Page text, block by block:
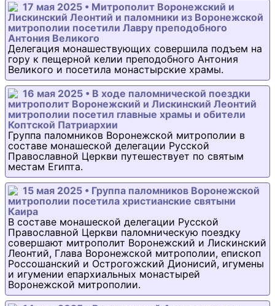
17 мая 2025 • Митрополит Воронежский и
Лискинский Леонтий и паломники из Воронежской
митрополии посетили Лавру преподобного
Антония Великого
Делегация монашествующих совершила подъем на
гору к пещерной келии преподобного Антония
Великого и посетила монастырские храмы.
16 мая 2025 • В ходе паломнической поездки
митрополит Воронежский и Лискинский Леонтий
митрополии посетил главные храмы и обители
Коптской Патриархии
Группа паломников Воронежской митрополии в
составе монашеской делегации Русской
Православной Церкви путешествует по святым
местам Египта.
15 мая 2025 • Группа паломников Воронежской
митрополии посетила христианские святыни
Каира
В составе монашеской делегации Русской
Православной Церкви паломническую поездку
совершают митрополит Воронежский и Лискинский
Леонтий, Глава Воронежской митрополии, епископ
Россошанский и Острогожский Дионисий, игумены
и игумении епархиальных монастырей
Воронежской митрополии.